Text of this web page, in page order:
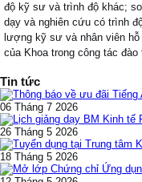
độ kỹ sư và trình độ khác;
dạy và nghiên cứu có trình
lượng kỹ sư và nhân viên
của Khoa trong công tác
Tin tức
06 Tháng 7 2026
26 Tháng 5 2026
18 Tháng 5 2026